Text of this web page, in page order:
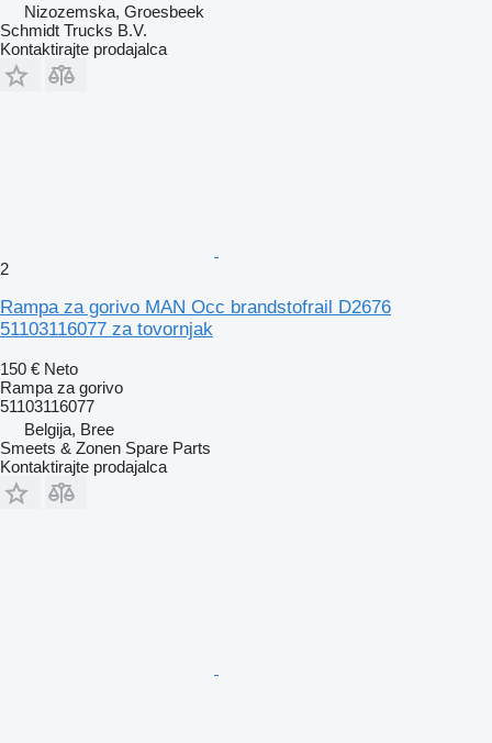
Nizozemska, Groesbeek
Schmidt Trucks B.V.
Kontaktirajte prodajalca
2
Rampa za gorivo MAN Occ brandstofrail D2676
51103116077 za tovornjak
150 € Neto
Rampa za gorivo
51103116077
Belgija, Bree
Smeets & Zonen Spare Parts
Kontaktirajte prodajalca